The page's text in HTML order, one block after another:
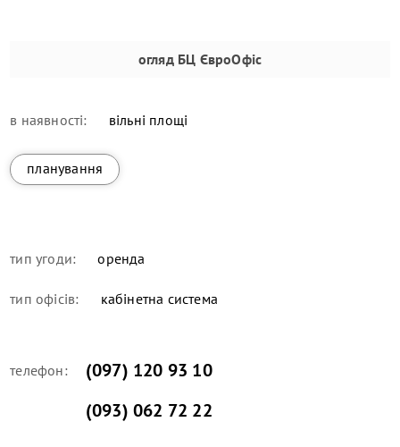
оглядБЦ ЄвроОфіс
в наявності: вільні площі
планування
тип угоди: оренда
тип офісів: кабінетна система
телефон:
(097) 120 93 10
(093) 062 72 22